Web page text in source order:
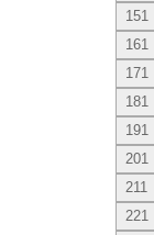
151
161
171
181
191
201
211
221